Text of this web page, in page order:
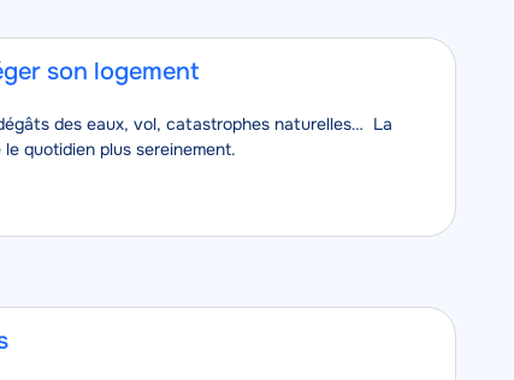
son logement
des eaux, vol, catastrophes naturelles… La
quotidien plus sereinement.